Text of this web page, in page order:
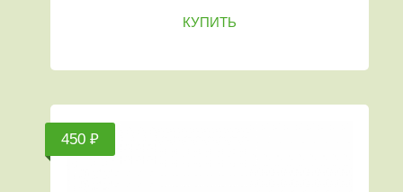
КУПИТЬ
450 ₽